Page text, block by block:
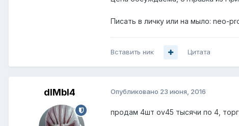
Писать в личку или на мыло: neo-
Вставить ник Цитата
dIMbI4 Опубликовано 23 июня, 2016
продам 4шт ov45 тысячи по 4,